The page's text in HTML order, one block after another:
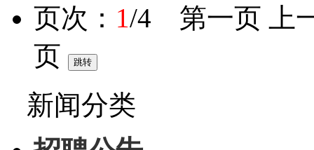
页次： 1/4 第一页 上
页
新闻分类